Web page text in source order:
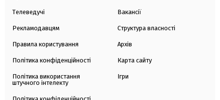
Телеведучі
Рекламодавцям
Правила користування
Політика конфіденційності
Політика використання
штучного інтелекту
Політика конфіденційності
Вакансії
Структура власності
Архів
Карта сайту
Ігри